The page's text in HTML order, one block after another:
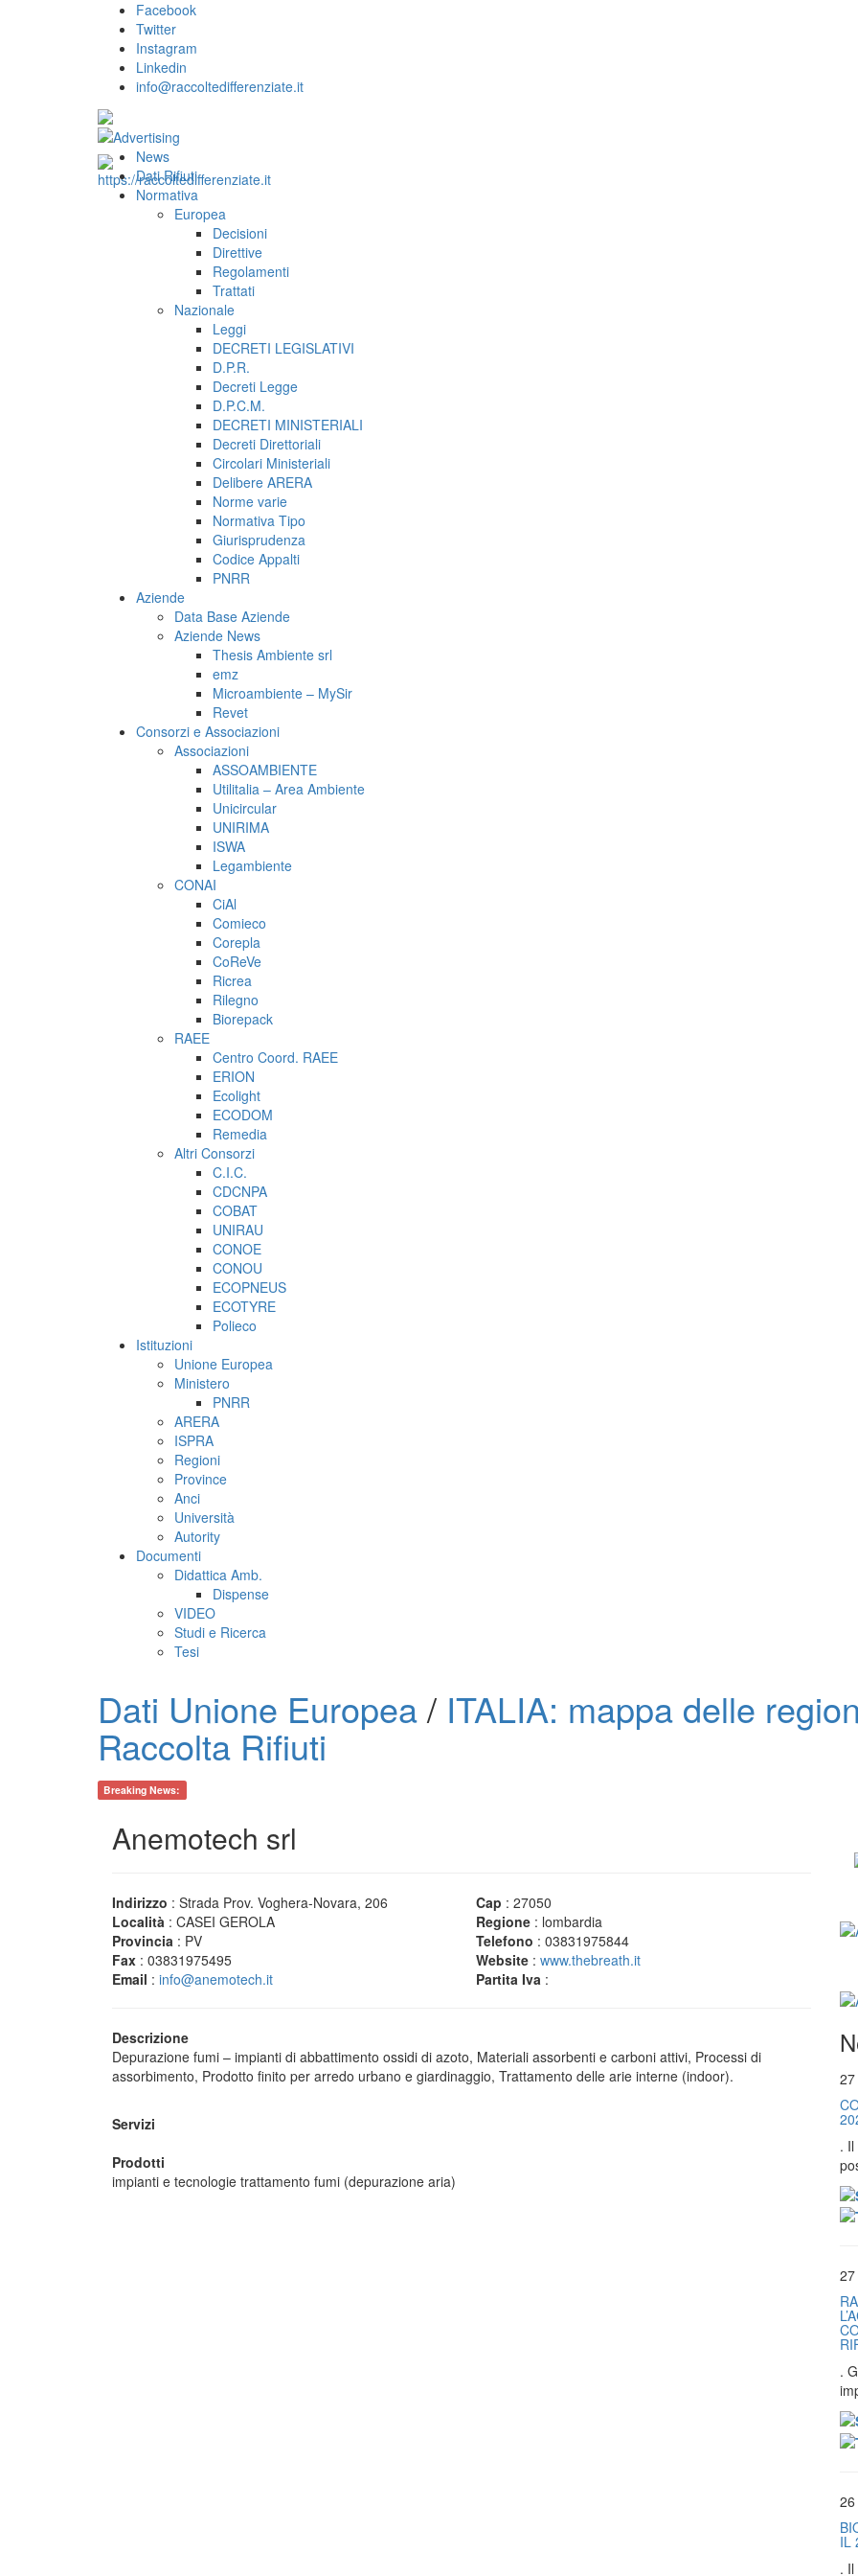
Facebook
Twitter
Instagram
Linkedin
info@raccoltedifferenziate.it
News
Dati Rifiuti
Normativa
Europea
Decisioni
Direttive
Regolamenti
Trattati
Nazionale
Leggi
DECRETI LEGISLATIVI
D.P.R.
Decreti Legge
D.P.C.M.
DECRETI MINISTERIALI
Decreti Direttoriali
Circolari Ministeriali
Delibere ARERA
Norme varie
Normativa Tipo
Giurisprudenza
Codice Appalti
PNRR
Aziende
Data Base Aziende
Aziende News
Thesis Ambiente srl
emz
Microambiente – MySir
Revet
Consorzi e Associazioni
Associazioni
ASSOAMBIENTE
Utilitalia – Area Ambiente
Unicircular
UNIRIMA
ISWA
Legambiente
CONAI
CiAl
Comieco
Corepla
CoReVe
Ricrea
Rilegno
Biorepack
RAEE
Centro Coord. RAEE
ERION
Ecolight
ECODOM
Remedia
Altri Consorzi
C.I.C.
CDCNPA
COBAT
UNIRAU
CONOE
CONOU
ECOPNEUS
ECOTYRE
Polieco
Istituzioni
Unione Europea
Ministero
PNRR
ARERA
ISPRA
Regioni
Province
Anci
Università
Autority
Documenti
Didattica Amb.
Dispense
VIDEO
Studi e Ricerca
Tesi
Dati Unione Europea/ ITALIA: mappa delle
Raccolta Rifiuti
Breaking News:
Anemotech srl
Indirizzo : Strada Prov. Voghera-Novara, 206 Cap : 27050
Località : CASEI GEROLA Regione : lombardia
Provincia : PV Telefono : 03831975844
Fax : 03831975495 Website : www.thebreath.it
Email : info@anemotech.it Partita Iva :
Descrizione
Depurazione fumi – impianti di abbattimento ossidi di azoto, Materiali assorbenti e carboni attivi, Processi di
assorbimento, Prodotto finito per arredo urbano e giardinaggio, Trattamento delle arie interne (indoor).
Servizi
Prodotti
impianti e tecnologie trattamento fumi (depurazione aria)
.
.
IL
.